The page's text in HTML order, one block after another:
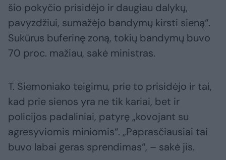
šio pokyčio prisidėjo ir daugiau dalykų,
pavyzdžiui, sumažėjo bandymų kirsti sieną“.
Sukūrus buferinę zoną, tokių bandymų buvo
70 proc. mažiau, sakė ministras.
T. Siemoniako teigimu, prie to prisidėjo ir tai,
kad prie sienos yra ne tik kariai, bet ir
policijos padaliniai, patyrę „kovojant su
agresyviomis miniomis“. „Paprasčiausiai tai
buvo labai geras sprendimas“, – sakė jis.